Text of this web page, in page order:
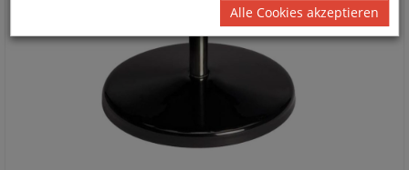
Alle Cookies akzeptieren